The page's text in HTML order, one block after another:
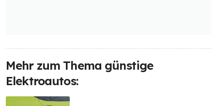
Mehr zum Thema günstige
Elektroautos: